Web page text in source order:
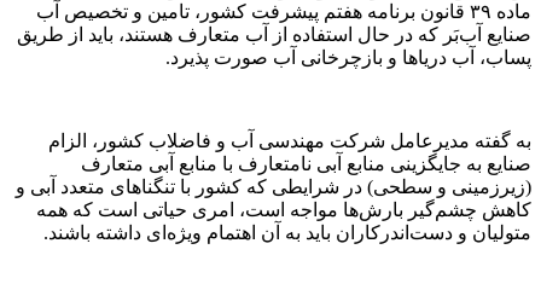
ماده ۳۹ قانون برنامه هفتم پیشرفت کشور، تامین و تخصیص آب
صنایع آب‌بَر که در حال استفاده از آب متعارف هستند، باید از طریق
پساب، آب دریا‌ها و بازچرخانی آب صورت پذیرد.
به گفته مدیرعامل شرکت مهندسی آب و فاضلاب کشور، الزام
صنایع به جایگزینی منابع آبی نامتعارف با منابع آبی متعارف
(زیرزمینی و سطحی) در شرایطی که کشور با تنگنا‌های متعدد آبی و
کاهش چشم‌گیر بارش‌ها مواجه است، امری حیاتی است که همه
متولیان و دست‌اندرکاران باید به آن اهتمام ویژه‌ای داشته باشند.